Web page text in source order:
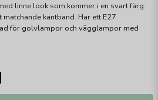
linne look som kommer i en svart färg.
kantband. Har ett E27
för golvlampor och vägglampor med